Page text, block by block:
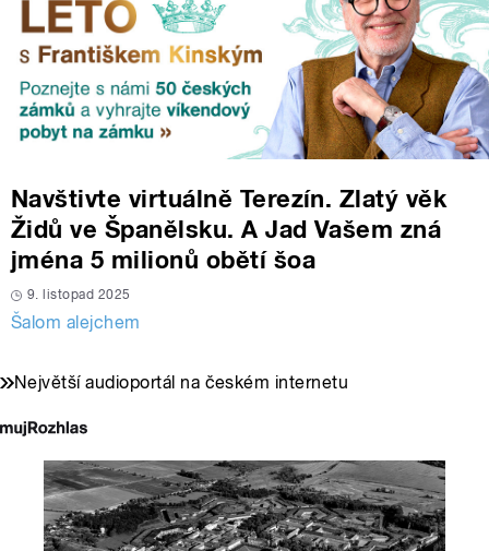
Navštivte virtuálně Terezín. Zlatý věk
Židů ve Španělsku. A Jad Vašem zná
jména 5 milionů obětí šoa
9. listopad 2025
Šalom alejchem
Největší audioportál na českém internetu